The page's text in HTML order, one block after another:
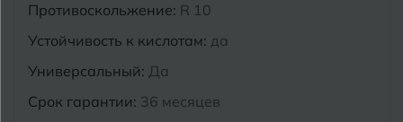
Противоскольжение: R 10
Устойчивость к кислотам: да
Универсальный: Да
Срок гарантии: 36 месяцев